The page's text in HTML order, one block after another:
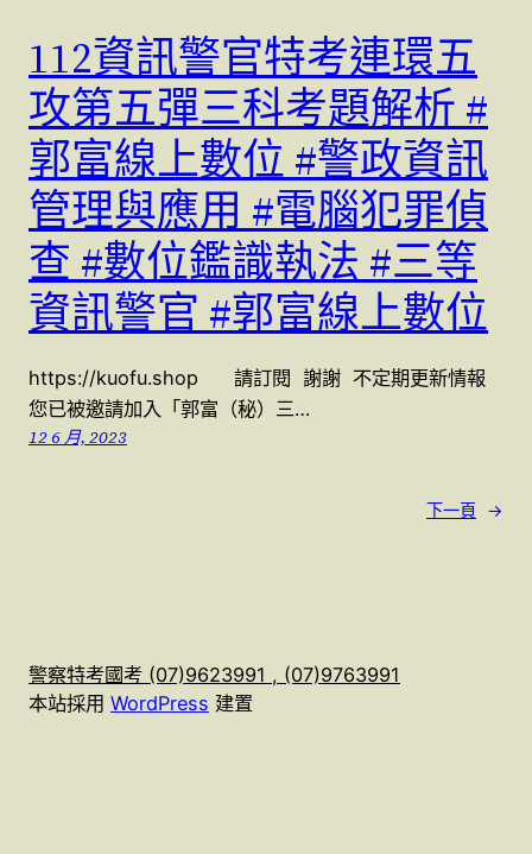
112資訊警官特考連環五
攻第五彈三科考題解析 #
郭富線上數位 #警政資訊
管理與應用 #電腦犯罪偵
查 #數位鑑識執法 #三等
資訊警官 #郭富線上數位
https://kuofu.shop 請訂閱 謝謝 不定期更新情報
您已被邀請加入「郭富（秘）三…
12 6 月, 2023
下一頁 →
警察特考國考 (07)9623991 , (07)9763991
本站採用 WordPress 建置